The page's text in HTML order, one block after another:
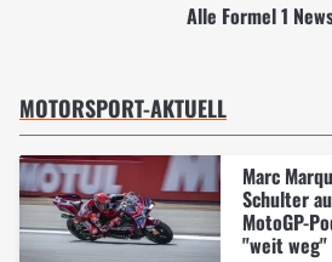
Alle Formel 1
MOTORSPORT-AKTUELL
Marc
Schulter
MotoGP-
"weit weg"